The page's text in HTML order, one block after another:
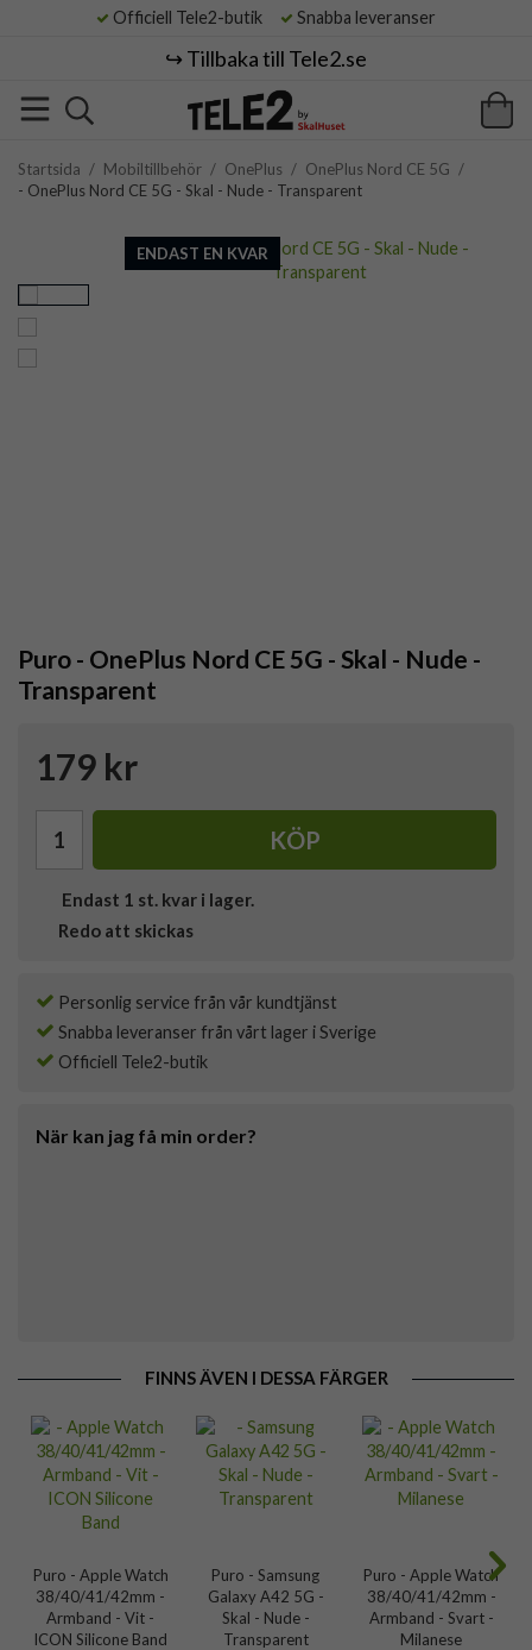
Officiell Tele2-butik Snabba leveranser
↪️ Tillbaka till Tele2.se
Startsida / Mobiltillbehör / OnePlus / OnePlus Nord CE 5G /
- OnePlus Nord CE 5G - Skal - Nude - Transparent
ENDAST EN KVAR
Puro - OnePlus Nord CE 5G - Skal - Nude -
Transparent
179 kr
KÖP
Endast 1 st. kvar i lager.
Redo att skickas
Personlig service från vår kundtjänst
Snabba leveranser från vårt lager i Sverige
Officiell Tele2-butik
När kan jag få min order?
FINNS ÄVEN I DESSA FÄRGER
Puro - Apple Watch
38/40/41/42mm -
Armband - Vit -
ICON Silicone Band
Puro - Samsung
Galaxy A42 5G -
Skal - Nude -
Transparent
Puro - Apple Watch
38/40/41/42mm -
Armband - Svart -
Milanese